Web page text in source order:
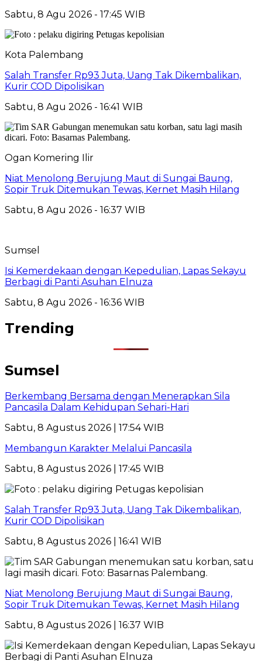
Sabtu, 8 Agu 2026 - 17:45 WIB
Kota Palembang
Salah Transfer Rp93 Juta, Uang Tak Dikembalikan,
Kurir COD Dipolisikan
Sabtu, 8 Agu 2026 - 16:41 WIB
Ogan Komering Ilir
Niat Menolong Berujung Maut di Sungai Baung,
Sopir Truk Ditemukan Tewas, Kernet Masih Hilang
Sabtu, 8 Agu 2026 - 16:37 WIB
Sumsel
Isi Kemerdekaan dengan Kepedulian, Lapas Sekayu
Berbagi di Panti Asuhan Elnuza
Sabtu, 8 Agu 2026 - 16:36 WIB
Trending
Sumsel
Berkembang Bersama dengan Menerapkan Sila
Pancasila Dalam Kehidupan Sehari-Hari
Sabtu, 8 Agustus 2026 | 17:54 WIB
Membangun Karakter Melalui Pancasila
Sabtu, 8 Agustus 2026 | 17:45 WIB
Salah Transfer Rp93 Juta, Uang Tak Dikembalikan,
Kurir COD Dipolisikan
Sabtu, 8 Agustus 2026 | 16:41 WIB
Niat Menolong Berujung Maut di Sungai Baung,
Sopir Truk Ditemukan Tewas, Kernet Masih Hilang
Sabtu, 8 Agustus 2026 | 16:37 WIB